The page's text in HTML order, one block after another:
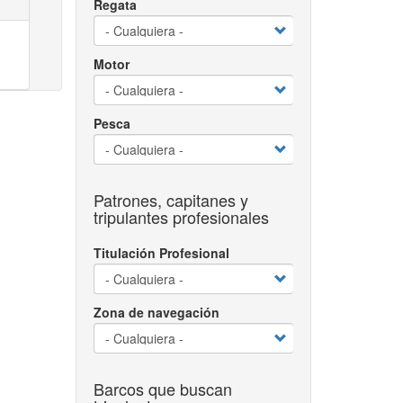
Regata
Motor
Pesca
Patrones, capitanes y
tripulantes profesionales
Titulación Profesional
Zona de navegación
Barcos que buscan